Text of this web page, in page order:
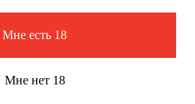
Мне есть 18
Мне нет 18